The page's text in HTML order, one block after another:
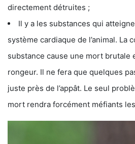
directement détruites ;
Il y a les substances qui
système cardiaque de l’animal. La
substance cause une mort brutale
rongeur. Il ne fera que quelques
juste près de l’appât. Le seul
mort rendra forcément méfiants